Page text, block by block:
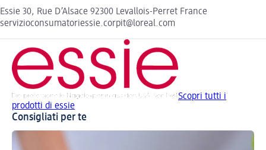
Essie 30, Rue D’Alsace 92300 Levallois-Perret France
servizioconsumatoriessie.corpit@loreal.com
Scopri tutti i
prodotti di essie
Consigliati per te